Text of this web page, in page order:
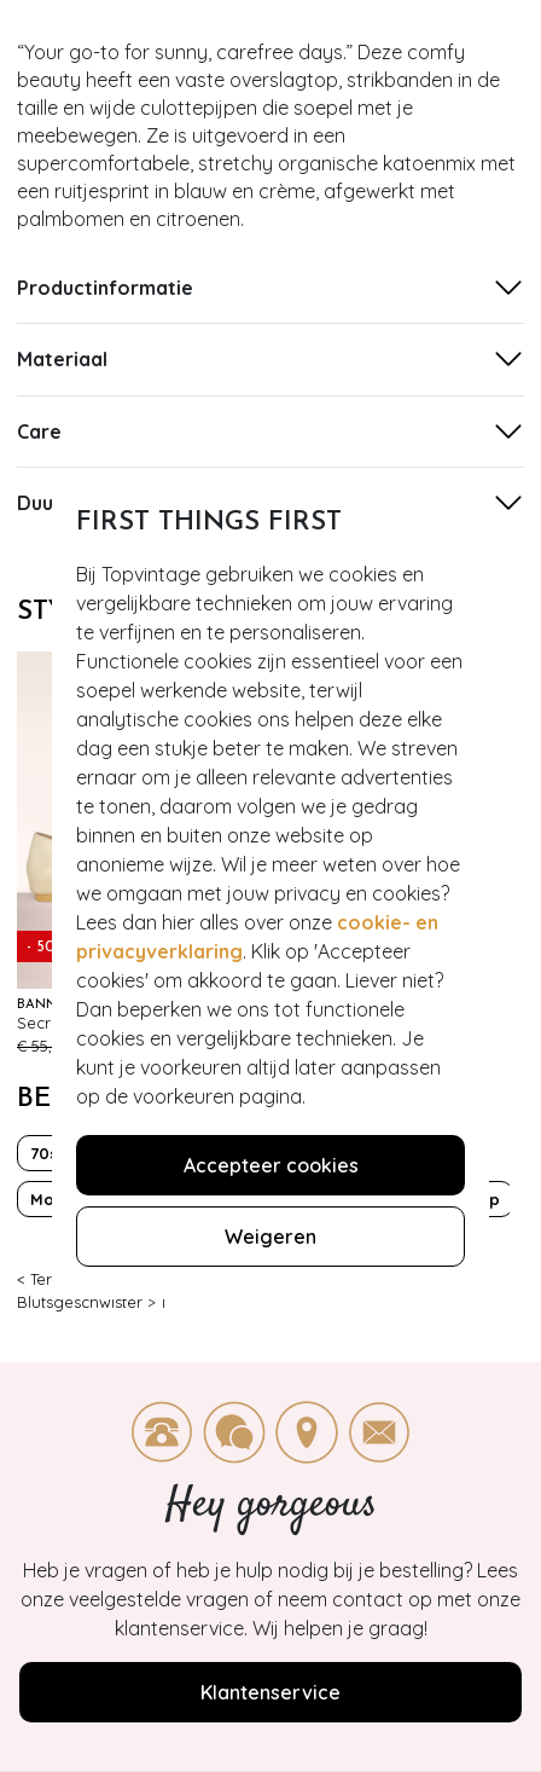
FIRST THINGS FIRST
Bij Topvintage gebruiken we cookies en
vergelijkbare technieken om jouw ervaring
te verfijnen en te personaliseren.
Functionele cookies zijn essentieel voor een
soepel werkende website, terwijl
analytische cookies ons helpen deze elke
dag een stukje beter te maken. We streven
ernaar om je alleen relevante advertenties
te tonen, daarom volgen we je gedrag
binnen en buiten onze website op
anonieme wijze. Wil je meer weten over hoe
we omgaan met jouw privacy en cookies?
Lees dan hier alles over onze cookie- en
privacyverklaring. Klik op 'Accepteer
cookies' om akkoord te gaan. Liever niet?
Dan beperken we ons tot functionele
cookies en vergelijkbare technieken. Je
kunt je voorkeuren altijd later aanpassen
op de voorkeuren pagina.
Accepteer cookies
Weigeren
“Your go-to for sunny, carefree days.” Deze comfy
beauty heeft een vaste overslagtop, strikbanden in de
taille en wijde culottepijpen die soepel met je
meebewegen. Ze is uitgevoerd in een
supercomfortabele, stretchy organische katoenmix met
een ruitjesprint in blauw en crème, afgewerkt met
palmbomen en citroenen.
Productinformatie
Materiaal
Care
Duurzaamheid
STYLE DIT MET
- 50%
BANNED RETRO
Secret Love flats in crème
€ 55,95
€ 27,95
555
BEKIJK MEER VAN
70s
Mouwloos Ruitjes Sustainable Fashion Wijde pijp
< Terug
Blutsgeschwister > 1
Hey gorgeous
Heb je vragen of heb je hulp nodig bij je bestelling? Lees
onze veelgestelde vragen of neem contact op met onze
klantenservice. Wij helpen je graag!
Klantenservice